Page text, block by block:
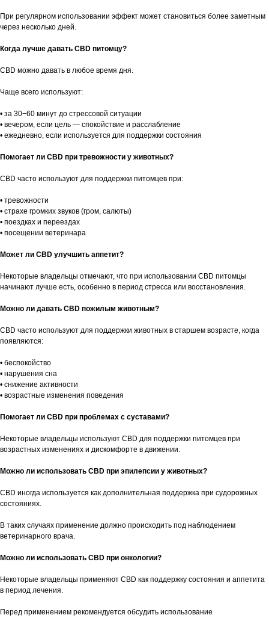
При регулярном использовании эффект может становиться более заметным
через несколько дней.
Когда лучше давать CBD питомцу?
CBD можно давать в любое время дня.
Чаще всего используют:
• за 30−60 минут до стрессовой ситуации
• вечером, если цель — спокойствие и расслабление
• ежедневно, если используется для поддержки состояния
Помогает ли CBD при тревожности у животных?
CBD часто используют для поддержки питомцев при:
• тревожности
• страхе громких звуков (гром, салюты)
• поездках и переездах
• посещении ветеринара
Может ли CBD улучшить аппетит?
Некоторые владельцы отмечают, что при использовании CBD питомцы
начинают лучше есть, особенно в период стресса или восстановления.
Можно ли давать CBD пожилым животным?
CBD часто используют для поддержки животных в старшем возрасте, когда
появляются:
• беспокойство
• нарушения сна
• снижение активности
• возрастные изменения поведения
Помогает ли CBD при проблемах с суставами?
Некоторые владельцы используют CBD для поддержки питомцев при
возрастных изменениях и дискомфорте в движении.
Можно ли использовать CBD при эпилепсии у животных?
CBD иногда используется как дополнительная поддержка при судорожных
состояниях.
В таких случаях применение должно происходить под наблюдением
ветеринарного врача.
Можно ли использовать CBD при онкологии?
Некоторые владельцы применяют CBD как поддержку состояния и аппетита
в период лечения.
Перед применением рекомендуется обсудить использование